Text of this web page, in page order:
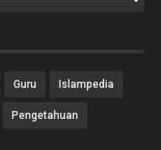
Guru Islampedia
Pengetahuan